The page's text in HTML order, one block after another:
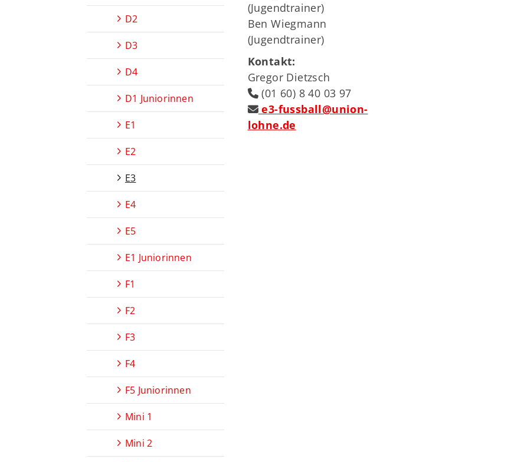
(Jugendtrainer)
Ben Wiegmann
(Jugendtrainer)
Kontakt:
Gregor Dietzsch
(01 60) 8 40 03 97
e3-fussball@union-
lohne.de
D2
D3
D4
D1 Juniorinnen
E1
E2
E3
E4
E5
E1 Juniorinnen
F1
F2
F3
F4
F5 Juniorinnen
Mini 1
Mini 2